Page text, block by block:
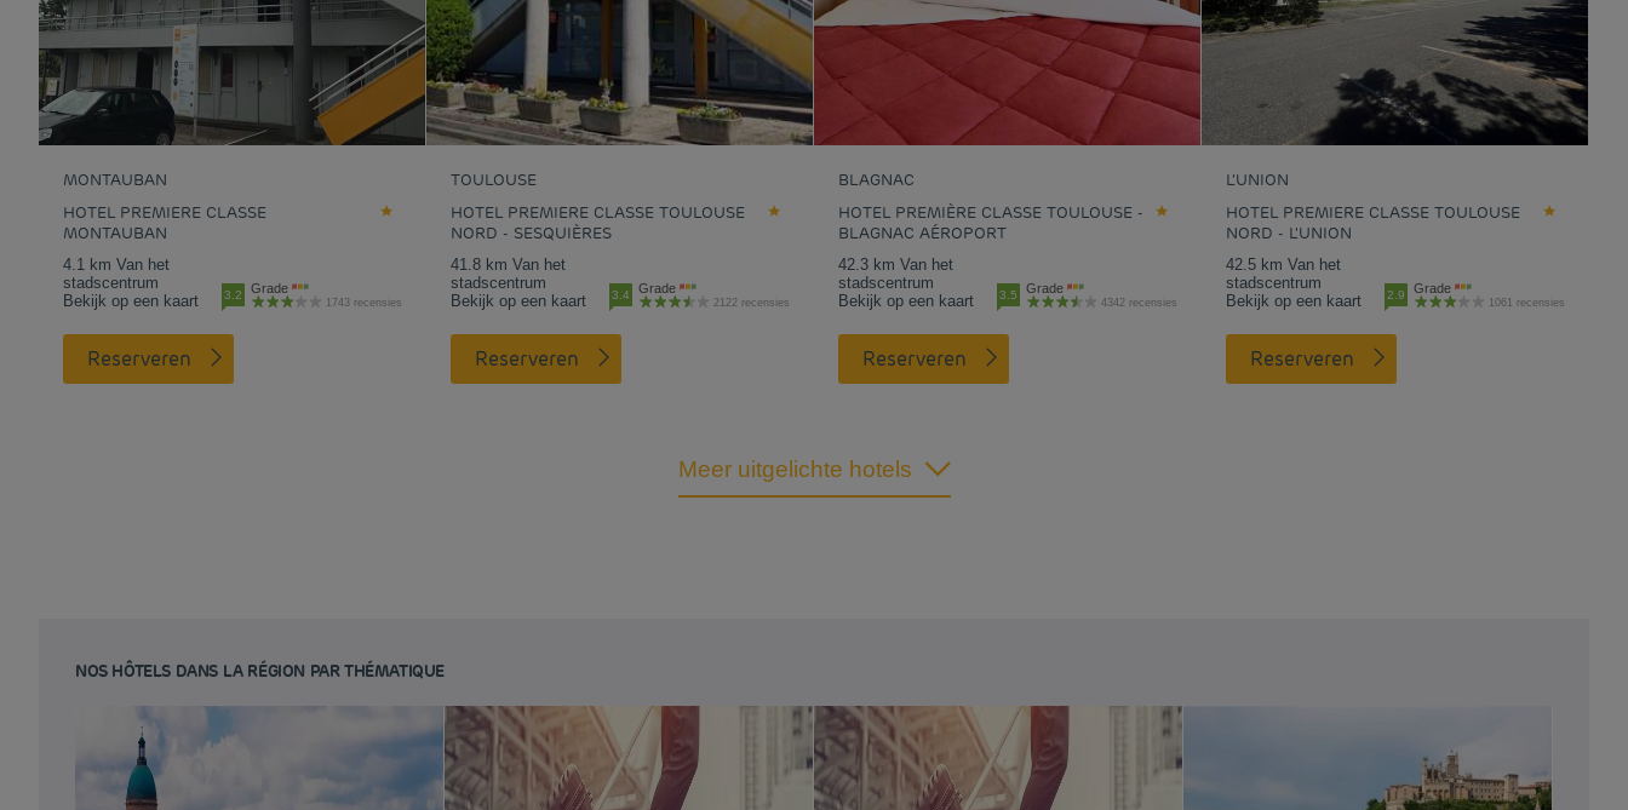
MONTAUBAN
HOTEL PREMIERE CLASSE
MONTAUBAN
4.1 km Van het
stadscentrum
Bekijk op een kaart
3.2 Grade
1743 recensies
Reserveren
TOULOUSE
HOTEL PREMIERE CLASSE TOULOUSE
NORD - SESQUIÈRES
41.8 km Van het
stadscentrum
Bekijk op een kaart
3.4 Grade
2122 recensies
Reserveren
BLAGNAC
HOTEL PREMIÈRE CLASSE TOULOUSE -
BLAGNAC AÉROPORT
42.3 km Van het
stadscentrum
Bekijk op een kaart
3.5 Grade
4342 recensies
Reserveren
L'UNION
HOTEL PREMIERE CLASSE TOULOUSE
NORD - L'UNION
42.5 km Van het
stadscentrum
Bekijk op een kaart
2.9 Grade
1061 recensies
Reserveren
Meer uitgelichte hotels
NOS HÔTELS DANS LA RÉGION PAR THÉMATIQUE